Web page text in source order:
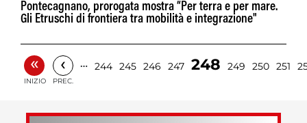
Pontecagnano, prorogata mostra “Per terra e per mare.
Gli Etruschi di frontiera tra mobilità e integrazione"
«
INIZIO
‹
PREC.
… 244 245 246 247 248 249 250 251